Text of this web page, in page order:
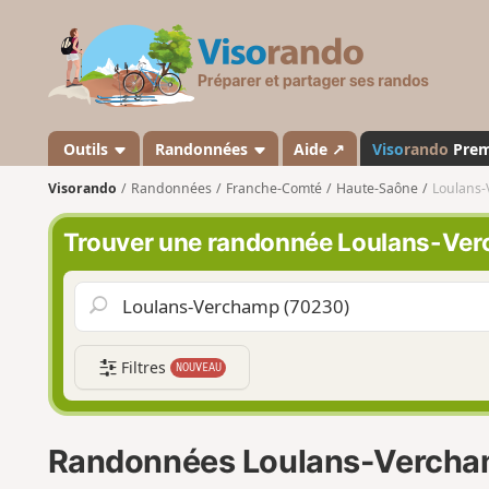
s
a
n
d
o
Outils Randonnées Aide ↗ Visorando
Visorando Randonnées Franche-Comté Haute-Saône
Trouver une randonnée Loulans-
Filtres NOUVEAU
Randonnées Loulans-